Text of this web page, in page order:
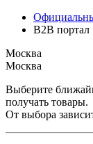
B2B портал
Москва
Москва
Выберите
получать товары.
От выбора